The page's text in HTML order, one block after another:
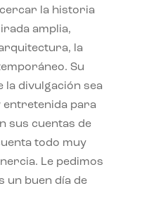
la historia
amplia,
la
Su
la divulgación sea
entretenida para
sus cuentas de
todo muy
Le pedimos
un buen día de